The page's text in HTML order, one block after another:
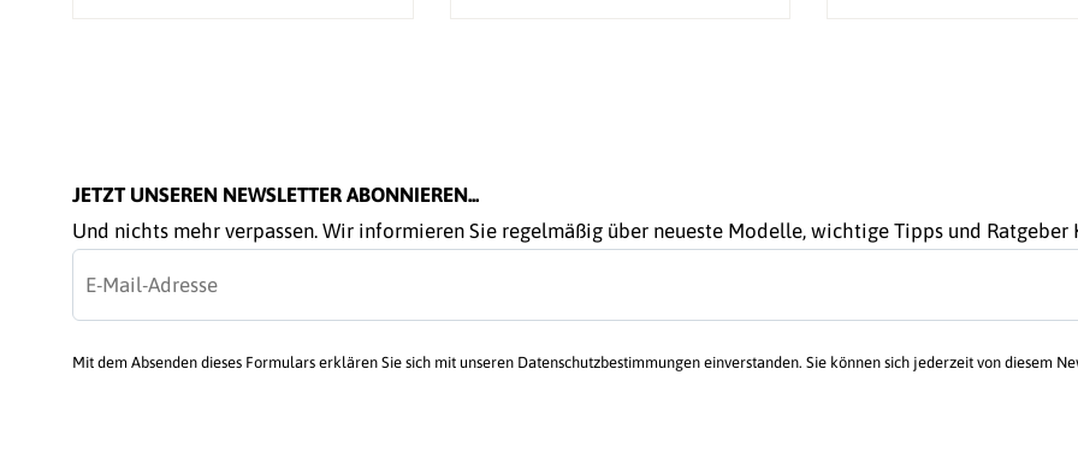
JETZT UNSEREN NEWSLETTER ABONNIEREN...
Und nichts mehr verpassen. Wir informieren Sie regelmäßig über neueste Modelle, wichtige Tipps und
Mit dem Absenden dieses Formulars erklären Sie sich mit unseren Datenschutzbestimmungen einverstanden. Sie können sich jederzeit von diesem